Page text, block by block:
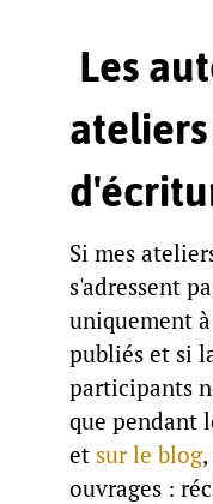
Les
ateliers
Si mes
s'adressent
uniquement
publiés et si
participants
que pendant
et sur le blog
ouvrages :